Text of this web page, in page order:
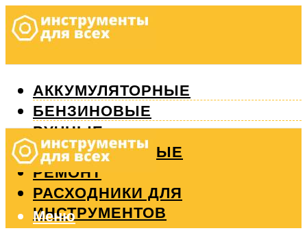
АККУМУЛЯТОРНЫЕ
БЕНЗИНОВЫЕ
РУЧНЫЕ
ИЗМЕРИТЕЛЬНЫЕ
РЕМОНТ
РАСХОДНИКИ ДЛЯ
ИНСТРУМЕНТОВ
Меню